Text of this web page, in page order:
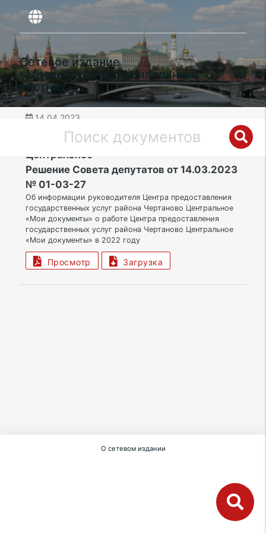
Сетевое издание
«Московский муниципальный
вестник»
14.04.2023
ЮАО | Муниципальный округ Чертаново
Центральное
Решение Совета депутатов от 14.03.2023
№ 01-03-27
Об информации руководителя Центра предоставления
государственных услуг района Чертаново Центральное
«Мои документы» о работе Центра предоставления
государственных услуг района Чертаново Центральное
«Мои документы» в 2022 году
Просмотр Загрузка
О сетевом издании